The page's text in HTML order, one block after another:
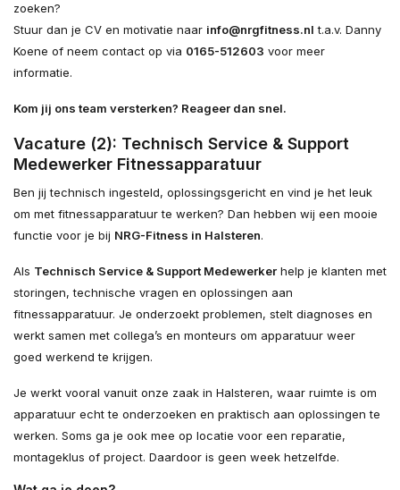
zoeken?
Stuur dan je CV en motivatie naar info@nrgfitness.nl t.a.v. Danny
Koene of neem contact op via 0165-512603 voor meer
informatie.
Kom jij ons team versterken? Reageer dan snel.
Vacature (2): Technisch Service & Support
Medewerker Fitnessapparatuur
Ben jij technisch ingesteld, oplossingsgericht en vind je het leuk
om met fitnessapparatuur te werken? Dan hebben wij een mooie
functie voor je bij NRG-Fitness in Halsteren.
Als Technisch Service & Support Medewerker help je klanten met
storingen, technische vragen en oplossingen aan
fitnessapparatuur. Je onderzoekt problemen, stelt diagnoses en
werkt samen met collega’s en monteurs om apparatuur weer
goed werkend te krijgen.
Je werkt vooral vanuit onze zaak in Halsteren, waar ruimte is om
apparatuur echt te onderzoeken en praktisch aan oplossingen te
werken. Soms ga je ook mee op locatie voor een reparatie,
montageklus of project. Daardoor is geen week hetzelfde.